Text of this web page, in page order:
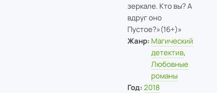
зеркале. Кто вы? А
вдруг оно
Пустое?»(16+)»
Жанр: Магический
детектив,
Любовные
романы
Год: 2018